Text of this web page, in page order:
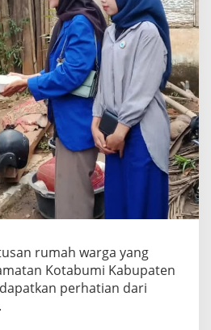
k
a
n
B
a
n
t
u
a
n
K
e
p
a
K
o
r
rumah warga yang
Kotabumi Kabupaten
perhatian dari